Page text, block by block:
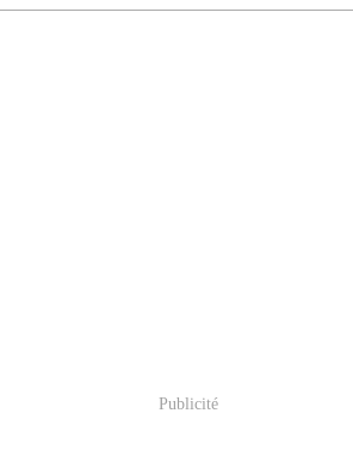
Publicité